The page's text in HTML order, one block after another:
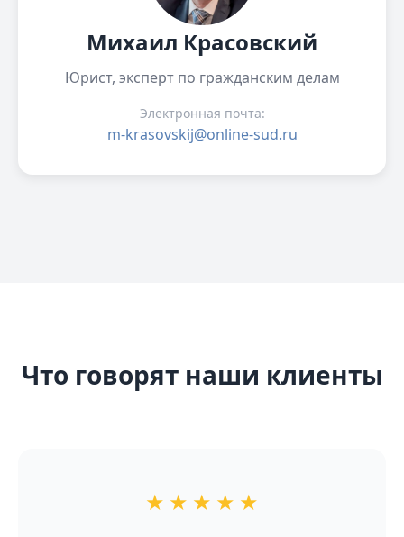
Михаил Красовский
Юрист, эксперт по гражданским делам
Электронная почта:
m-krasovskij@online-sud.ru
Что говорят наши клиенты
★ ★ ★ ★ ★